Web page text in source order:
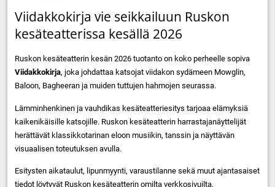
Viidakkokirja vie seikkailuun Ruskon
kesäteatterissa kesällä 2026
Ruskon kesäteatterin kesän 2026 tuotanto on koko perheelle sopiva
Viidakkokirja, joka johdattaa katsojat viidakon sydämeen Mowglin,
Baloon, Bagheeran ja muiden tuttujen hahmojen seurassa.
Lämminhenkinen ja vauhdikas kesäteatteriesitys tarjoaa elämyksiä
kaikenikäisille katsojille. Ruskon kesäteatterin harrastajanäyttelijät
herättävät klassikkotarinan eloon musiikin, tanssin ja näyttävän
visuaalisen toteutuksen avulla.
Esitysten aikataulut, lipunmyynti, varaustilanne sekä muut ajantasaiset
tiedot löytyvät Ruskon kesäteatterin omilta verkkosivuilta.